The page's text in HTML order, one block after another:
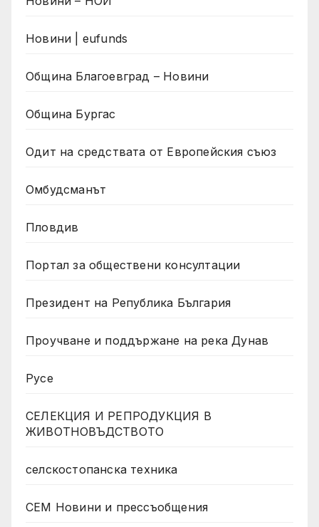
Новини | eufunds
Община Благоевград – Новини
Община Бургас
Одит на средствата от Европейския съюз
Омбудсманът
Пловдив
Портал за обществени консултации
Президент на Република България
Проучване и поддържане на река Дунав
Русе
СЕЛЕКЦИЯ И РЕПРОДУКЦИЯ В
ЖИВОТНОВЪДСТВОТО
селскостопанска техника
СЕМ Новини и прессъобщения